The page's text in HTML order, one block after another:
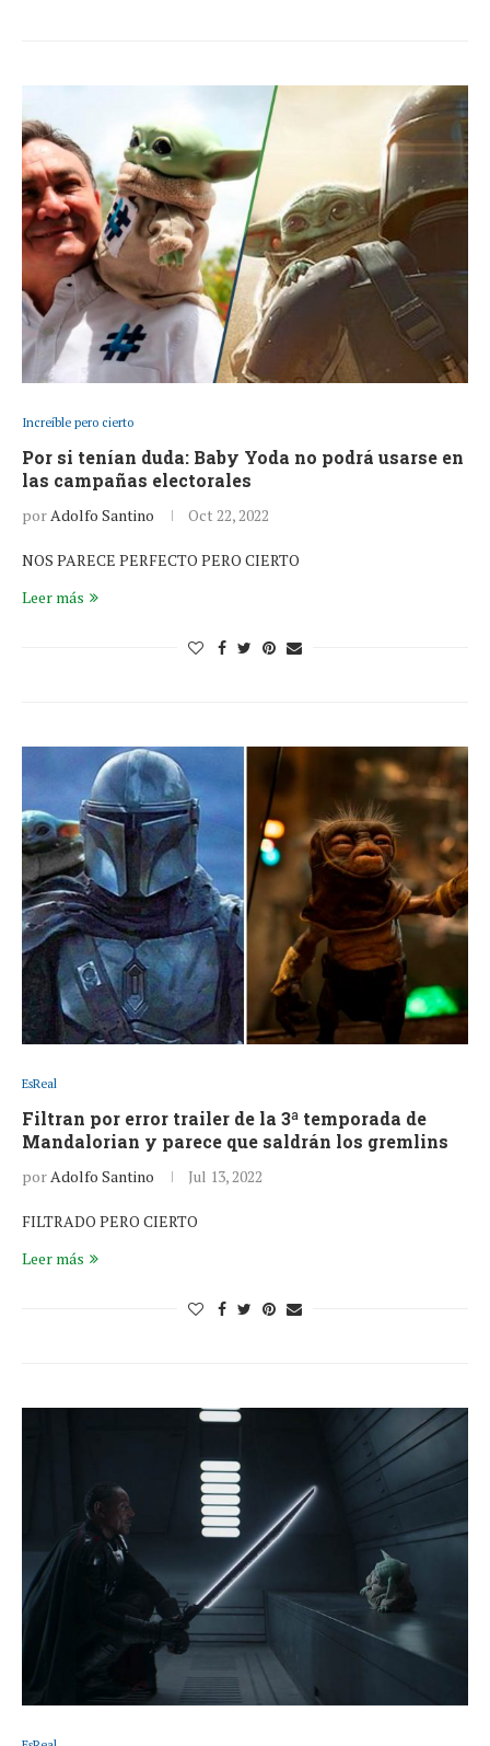
Increíble pero cierto
Por si tenían duda: Baby Yoda no podrá usarse en
las campañas electorales
porAdolfo Santino Oct 22, 2022
NOS PARECE PERFECTO PERO CIERTO
Leer más
EsReal
Filtran por error trailer de la 3ª temporada de
Mandalorian y parece que saldrán los gremlins
porAdolfo Santino Jul 13, 2022
FILTRADO PERO CIERTO
Leer más